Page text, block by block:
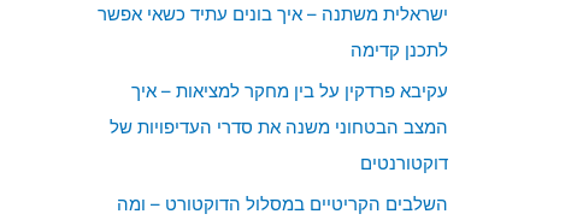
ישראלית משתנה – איך בונים עתיד כשאי אפשר
לתכנן קדימה
עקיבא פרדקין על בין מחקר למציאות – איך
המצב הבטחוני משנה את סדרי העדיפויות של
דוקטורנטים
השלבים הקריטיים במסלול הדוקטורט – ומה